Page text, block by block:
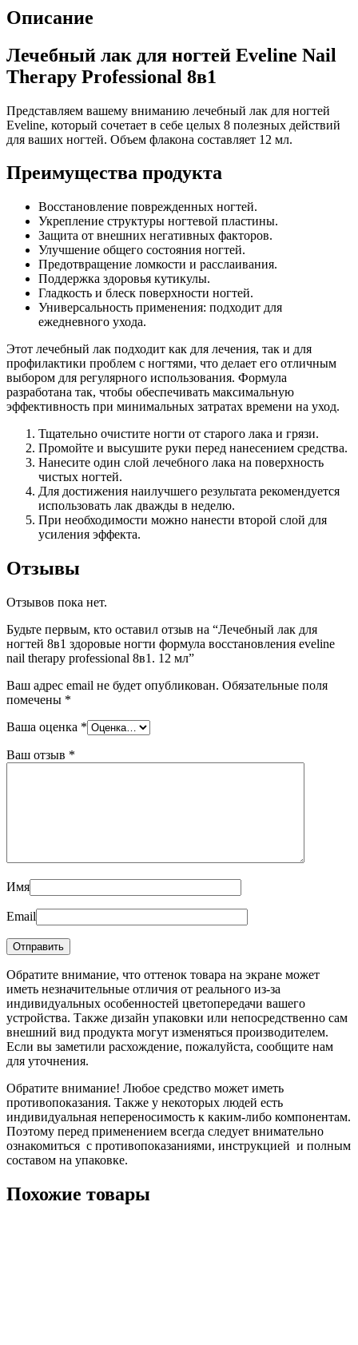
Описание
Лечебный лак для ногтей Eveline Nail
Therapy Professional 8в1
Представляем вашему вниманию лечебный лак для ногтей
Eveline, который сочетает в себе целых 8 полезных действий
для ваших ногтей. Объем флакона составляет 12 мл.
Преимущества продукта
Восстановление поврежденных ногтей.
Укрепление структуры ногтевой пластины.
Защита от внешних негативных факторов.
Улучшение общего состояния ногтей.
Предотвращение ломкости и расслаивания.
Поддержка здоровья кутикулы.
Гладкость и блеск поверхности ногтей.
Универсальность применения: подходит для
ежедневного ухода.
Этот лечебный лак подходит как для лечения, так и для
профилактики проблем с ногтями, что делает его отличным
выбором для регулярного использования. Формула
разработана так, чтобы обеспечивать максимальную
эффективность при минимальных затратах времени на уход.
Тщательно очистите ногти от старого лака и грязи.
Промойте и высушите руки перед нанесением средства.
Нанесите один слой лечебного лака на поверхность
чистых ногтей.
Для достижения наилучшего результата рекомендуется
использовать лак дважды в неделю.
При необходимости можно нанести второй слой для
усиления эффекта.
Отзывы
Отзывов пока нет.
Будьте первым, кто оставил отзыв на “Лечебный лак для
ногтей 8в1 здоровые ногти формула восстановления eveline
nail therapy professional 8в1. 12 мл”
Ваш адрес email не будет опубликован. Обязательные поля
помечены *
Ваша оценка *
Ваш отзыв *
Имя
Email
Обратите внимание, что оттенок товара на экране может
иметь незначительные отличия от реального из-за
индивидуальных особенностей цветопередачи вашего
устройства. Также дизайн упаковки или непосредственно сам
внешний вид продукта могут изменяться производителем.
Если вы заметили расхождение, пожалуйста, сообщите нам
для уточнения.
Обратите внимание! Любое средство может иметь
противопоказания. Также у некоторых людей есть
индивидуальная непереносимость к каким-либо компонентам.
Поэтому перед применением всегда следует внимательно
ознакомиться с противопоказаниями, инструкцией и полным
составом на упаковке.
Похожие товары